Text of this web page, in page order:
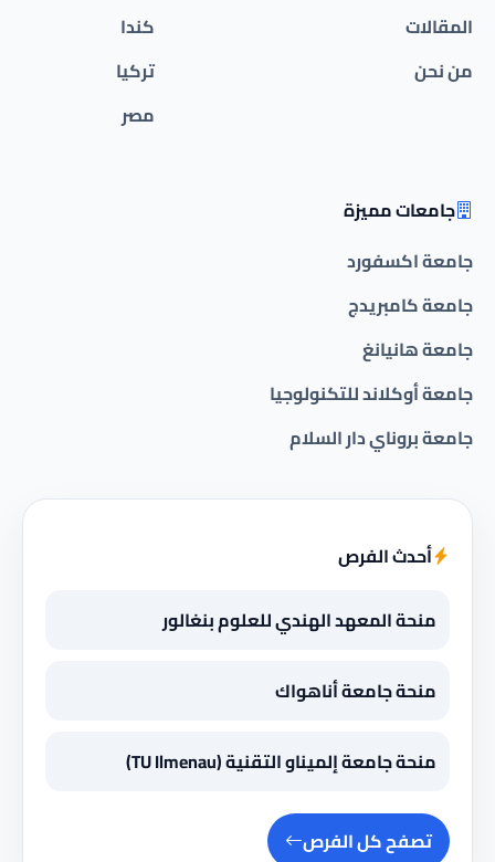
المقالات
من نحن
كندا
تركيا
مصر
جامعات مميزة
جامعة اكسفورد
جامعة كامبريدج
جامعة هانيانغ
جامعة أوكلاند للتكنولوجيا
جامعة بروناي دار السلام
أحدث الفرص
منحة المعهد الهندي للعلوم بنغالور
منحة جامعة أناهواك
منحة جامعة إلميناو التقنية (TU Ilmenau)
تصفح كل الفرص